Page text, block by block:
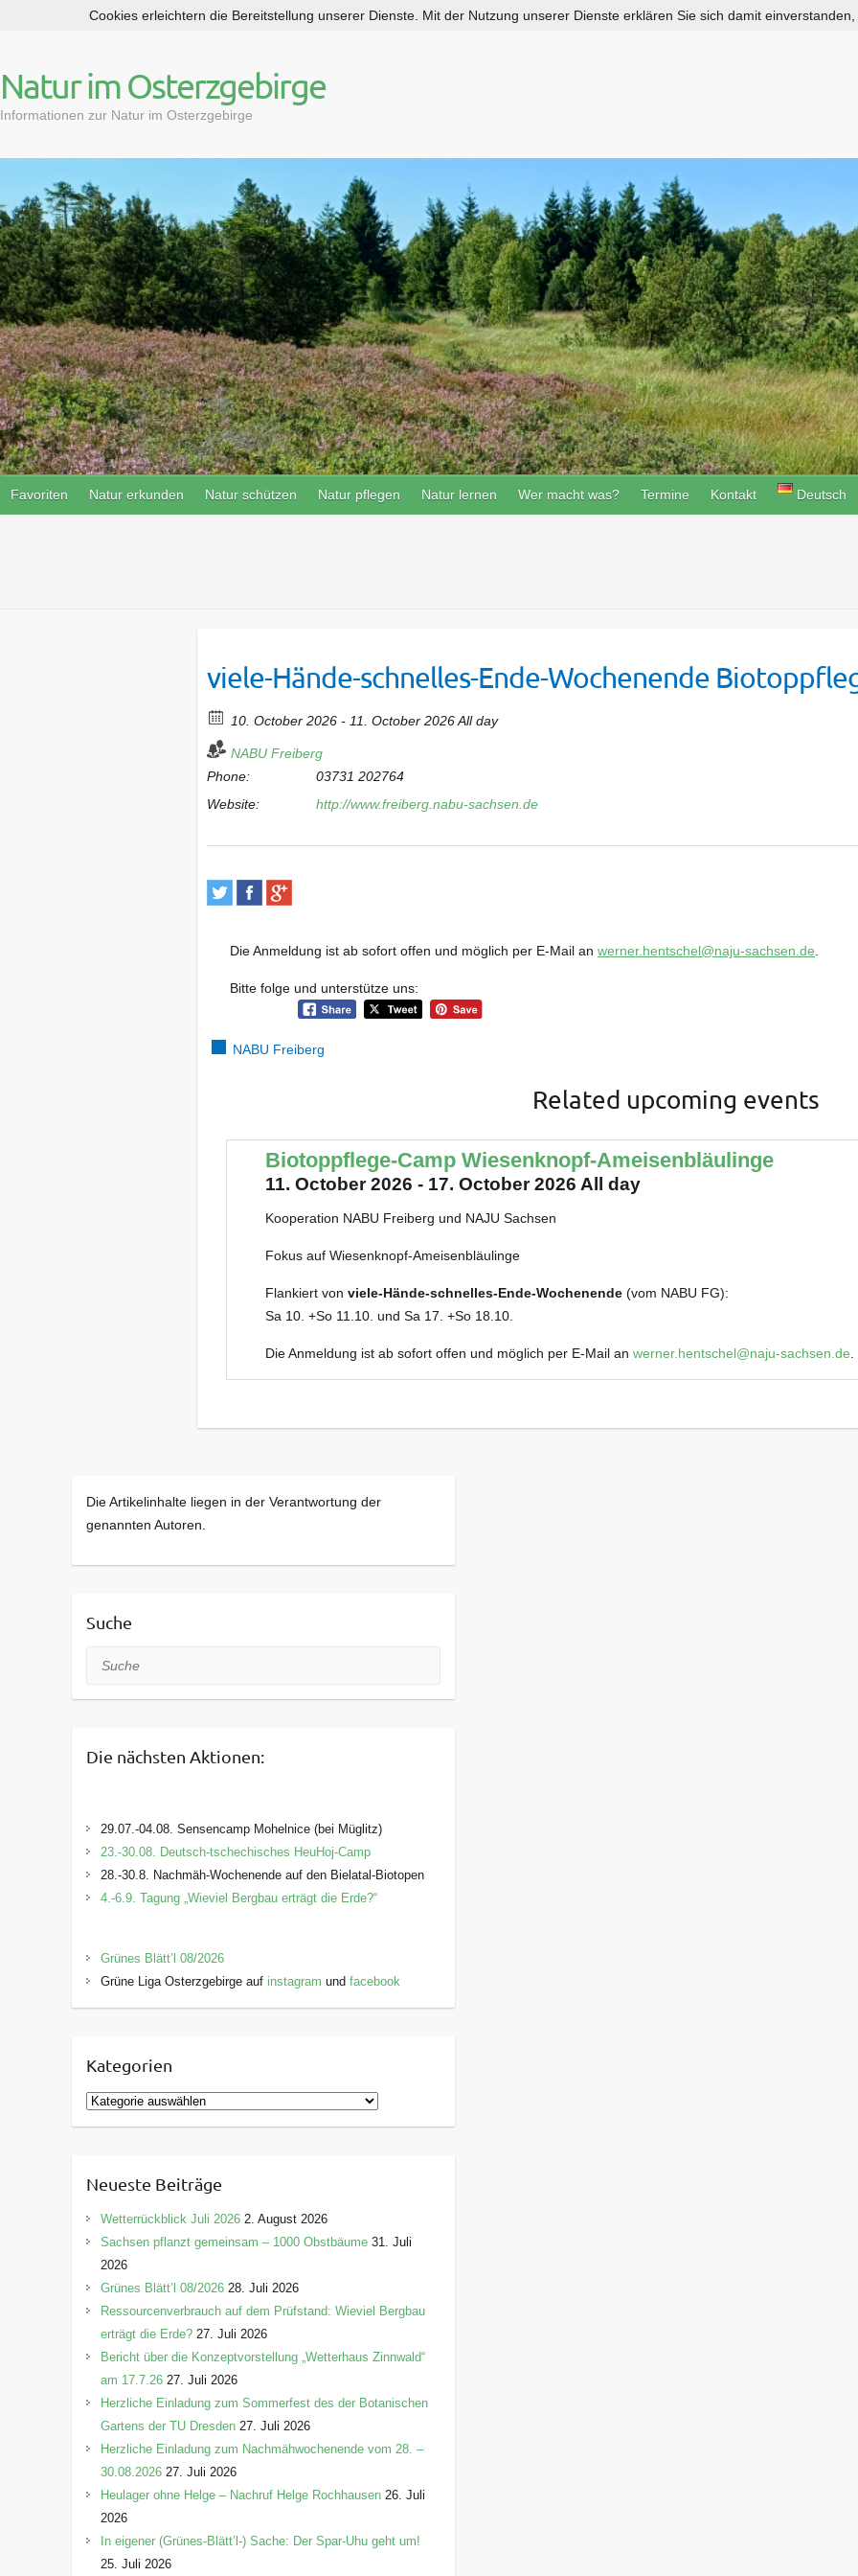
p
t
c
n
t
e
n
t
Natur im Osterzgebirge
Informationen zur Natur im Osterzgebirge
Favoriten Natur erkunden Natur schützen Natur pflegen Natur lernen Wer macht was? Termine Kontakt Deutsch
viele-Hände-schnelles-Ende-Wochenende
10. October 2026 - 11. October 2026 All day
NABU Freiberg
Phone:
03731 202764
Website:
http://www.freiberg.nabu-sachsen.de
Die Anmeldung ist ab sofort offen und möglich per E-Mail anwerner.hentschel@naju-sachsen.de
Bitte folge und unterstütze uns:
NABU Freiberg
Related upcoming events
Biotoppflege-Camp Wiesenknopf-Ameisenbläulinge
11. October 2026 - 17. October 2026 All day
Kooperation NABU Freiberg und NAJU Sachsen
Fokus auf Wiesenknopf-Ameisenbläulinge
Flankiert von viele-Hände-schnelles-Ende-Wochenende(vom NABU FG):
Sa 10. +So 11.10. und Sa 17. +So 18.10.
Die Anmeldung ist ab sofort offen und möglich per E-Mail an werner.hentschel@naju-sachsen.de
Die Artikelinhalte liegen in der Verantwortung der
genannten Autoren.
Suche
Suche
Die nächsten Aktionen:
29.07.-04.08. Sensencamp Mohelnice (bei Müglitz)
23.-30.08. Deutsch-tschechisches HeuHoj-Camp
28.-30.8. Nachmäh-Wochenende auf den Bielatal-Biotopen
4.-6.9. Tagung „Wieviel Bergbau erträgt die Erde?“
Grünes Blätt’l 08/2026
Grüne Liga Osterzgebirge auf instagram und facebook
Kategorien
K
a
g
o
r
e
n
Neueste Beiträge
Wetterrückblick Juli 2026 2. August 2026
Sachsen pflanzt gemeinsam – 1000 Obstbäume 31. Juli
2026
Grünes Blätt’l 08/2026 28. Juli 2026
Ressourcenverbrauch auf dem Prüfstand: Wieviel Bergbau
erträgt die Erde? 27. Juli 2026
Bericht über die Konzeptvorstellung „Wetterhaus Zinnwald“
am 17.7.26 27. Juli 2026
Herzliche Einladung zum Sommerfest des der Botanischen
Gartens der TU Dresden 27. Juli 2026
Herzliche Einladung zum Nachmähwochenende vom 28. –
30.08.2026 27. Juli 2026
Heulager ohne Helge – Nachruf Helge Rochhausen 26. Juli
2026
In eigener (Grünes-Blätt’l-) Sache: Der Spar-Uhu geht um!
25. Juli 2026
Cookies erleichtern die Bereitstellung unserer Dienste. Mit der Nutzung unserer Dienste erklären Sie sich damit einverstanden,